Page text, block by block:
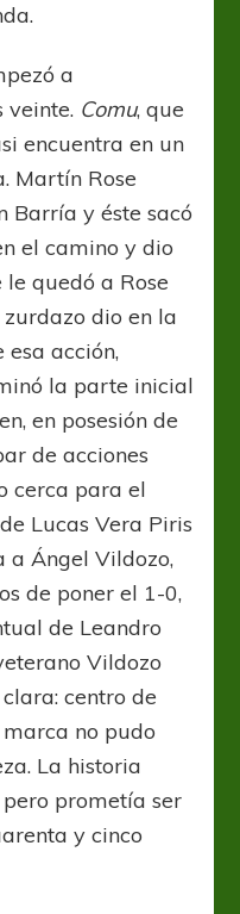
a
veinte. Comu, que
encuentra en un
Martín Rose
Barría y éste sacó
el camino y dio
quedó a Rose
dio en la
acción,
la parte inicial
en posesión de
de acciones
cerca para el
Lucas Vera Piris
a Ángel Vildozo,
de poner el 1-0,
de Leandro
Vildozo
centro de
marca no pudo
La historia
prometía ser
y cinco